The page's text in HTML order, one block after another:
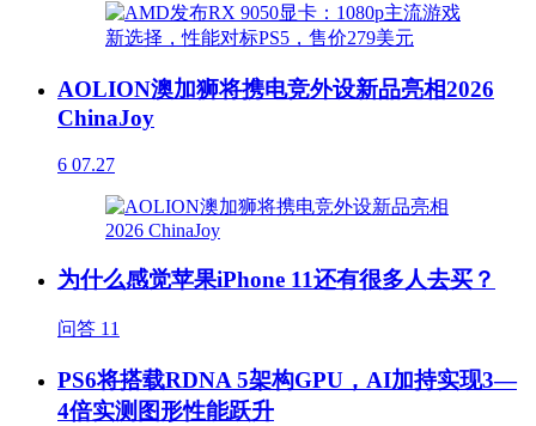
AOLION澳加狮将携电竞外设新品亮相2026
ChinaJoy
6 07.27
为什么感觉苹果iPhone 11还有很多人去买？
问答 11
PS6将搭载RDNA 5架构GPU，AI加持实现3—
4倍实测图形性能跃升